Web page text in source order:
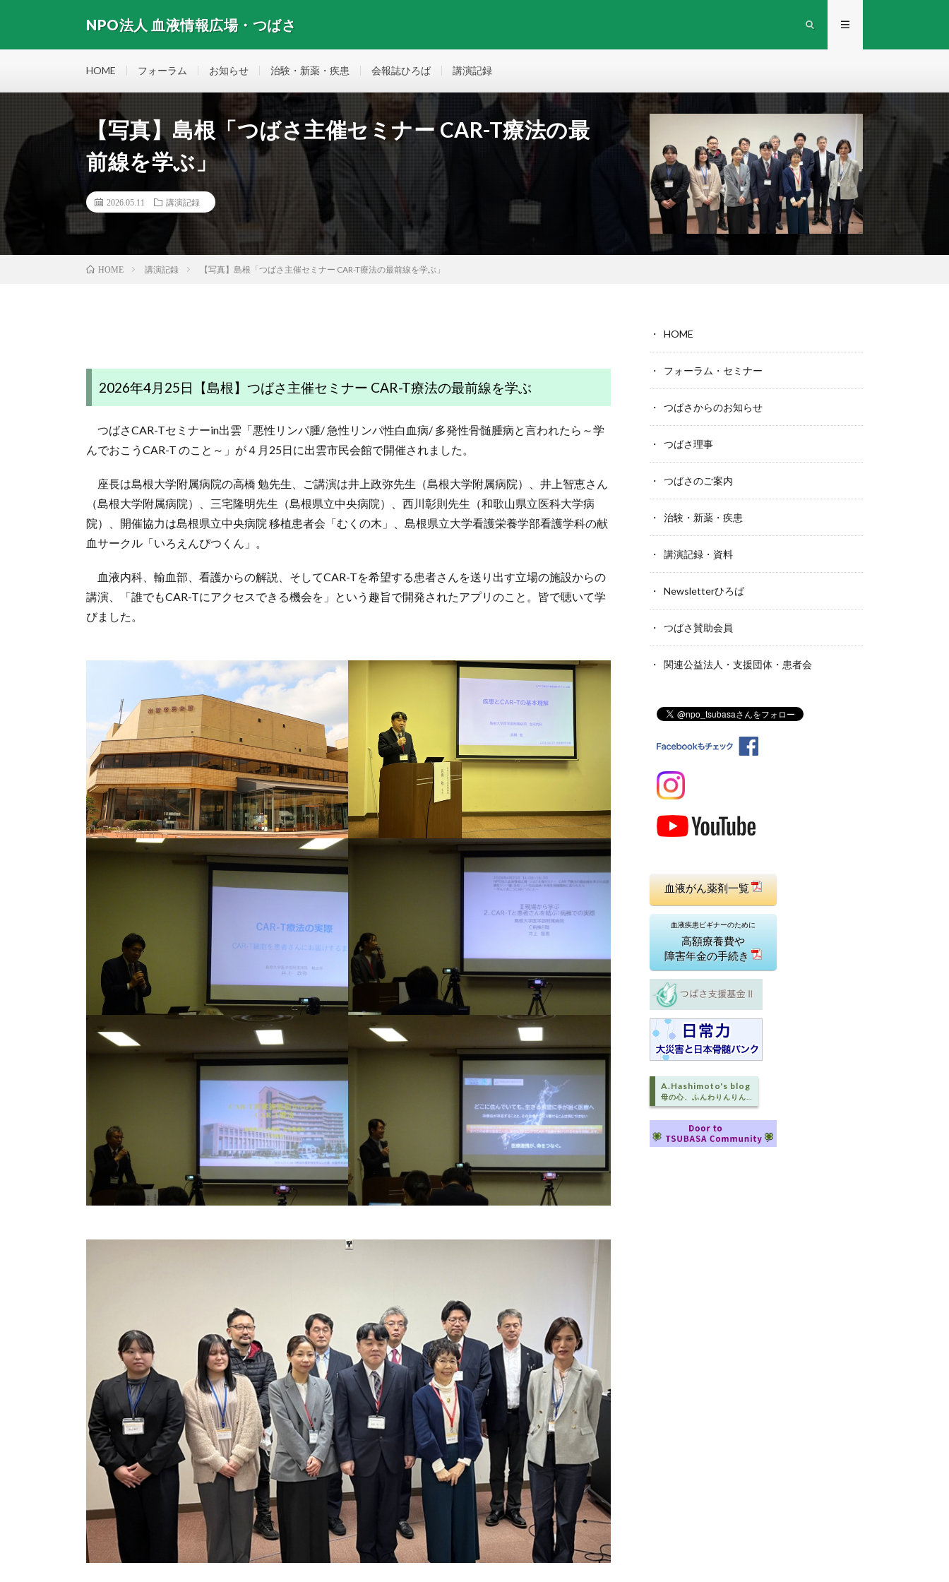
NPO法人 血液情報広場・つばさ
HOME フォーラム お知らせ 治験・新薬・疾患 会報誌ひろば 講演記録
【写真】島根「つばさ主催セミナー CAR-T療法の最
前線を学ぶ」
2026.05.11 講演記録
HOME 講演記録 【写真】島根「つばさ主催セミナー CAR-T療法の最前線を学ぶ」
2026年4月25日【島根】つばさ主催セミナー CAR-T療法の最前線を学ぶ
つばさCAR-Tセミナーin出雲「悪性リンパ腫/ 急性リンパ性白血病/ 多発性骨髄腫病と言われたら～学
んでおこうCAR-T のこと～」が４月25日に出雲市民会館で開催されました。
座長は島根大学附属病院の高橋 勉先生、ご講演は井上政弥先生（島根大学附属病院）、井上智恵さん
（島根大学附属病院）、三宅隆明先生（島根県立中央病院）、西川彰則先生（和歌山県立医科大学病
院）、開催協力は島根県立中央病院 移植患者会「むくの木」、島根県立大学看護栄養学部看護学科の献
血サークル「いろえんぴつくん」。
血液内科、輸血部、看護からの解説、そしてCAR-Tを希望する患者さんを送り出す立場の施設からの
講演、「誰でもCAR-Tにアクセスできる機会を」という趣旨で開発されたアプリのこと。皆で聴いて学
びました。
HOME
フォーラム・セミナー
つばさからのお知らせ
つばさ理事
つばさのご案内
治験・新薬・疾患
講演記録・資料
Newsletterひろば
つばさ賛助会員
関連公益法人・支援団体・患者会
血液がん薬剤一覧
血液疾患ビギナーのために
高額療養費や
障害年金の手続き
A.Hashimoto's blog
母の心、ふんわりんりん…